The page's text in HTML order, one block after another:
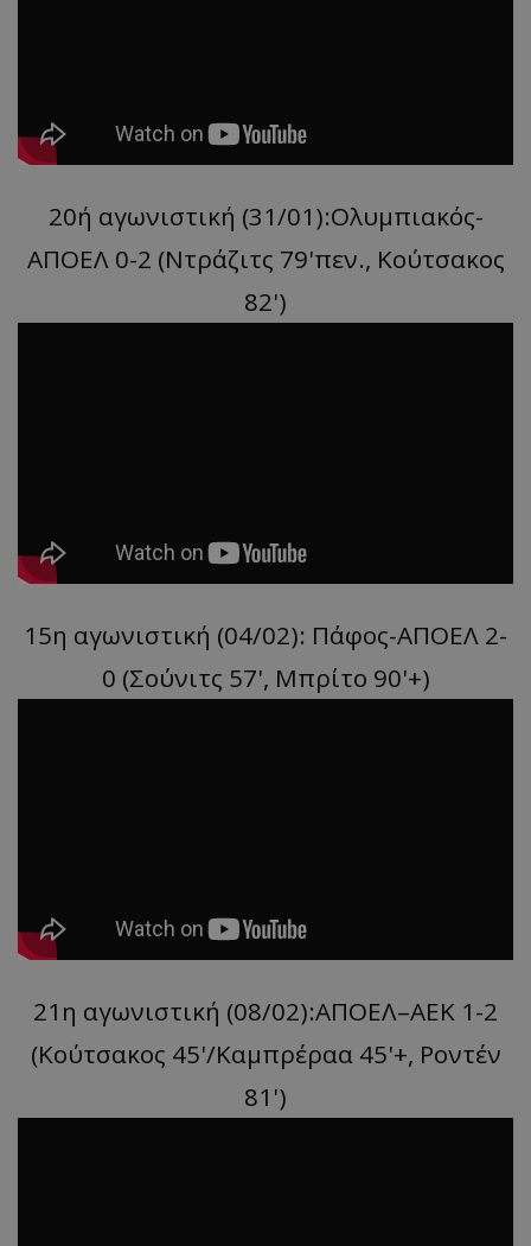
20ή αγωνιστική (31/01):Ολυμπιακός-
ΑΠΟΕΛ 0-2 (Ντράζιτς 79'πεν., Κούτσακος
82')
15η αγωνιστική (04/02): Πάφος-ΑΠΟΕΛ 2-
0 (Σούνιτς 57', Μπρίτο 90'+)
21η αγωνιστική (08/02):ΑΠΟΕΛ–ΑΕΚ 1-2
(Κούτσακος 45'/Καμπρέραα 45'+, Ροντέν
81')